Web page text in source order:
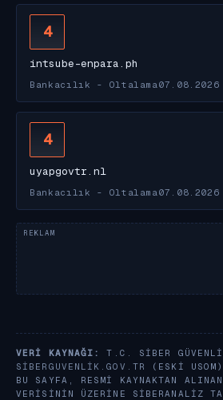
4
intsube-enpara.ph
Bankacılık - Oltalama
4
uyapgovtr.nl
Bankacılık - Oltalama
VERI KAYNAĞI:
T.C. SIBER
SIBERGUVENLIK.GOV.TR
(ESKI USOM)
BU SAYFA, RESMI KAYNAKTAN ALINAN
VERISININ ÜZERINE SIBERANALIZ